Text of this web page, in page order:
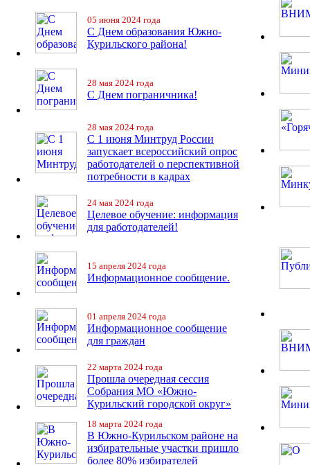
05 июня 2024 года
С Днем образования Южно-
Курильского района!
28 мая 2024 года
С Днем пограничника!
28 мая 2024 года
С 1 июня Минтруд России
запускает всероссийский опрос
работодателей о перспективной
потребности в кадрах
24 мая 2024 года
Целевое обучение: информация
для работодателей!
15 апреля 2024 года
Информационное сообщение.
01 апреля 2024 года
Информационное сообщение
для граждан
22 марта 2024 года
Прошла очередная сессия
Собрания МО «Южно-
Курильский городской округ»
18 марта 2024 года
В Южно-Курильском районе на
избирательные участки пришло
более 80% избирателей